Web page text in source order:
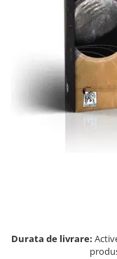
Jocuri pentru o
Jocuri pentru 2
Game cunoscute
Carcassonne
Jocuri de masa
Vezi toate produsele
Durata de livrare: